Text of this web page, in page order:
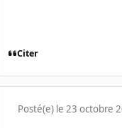
Citer
Posté(e) le 23 octobre